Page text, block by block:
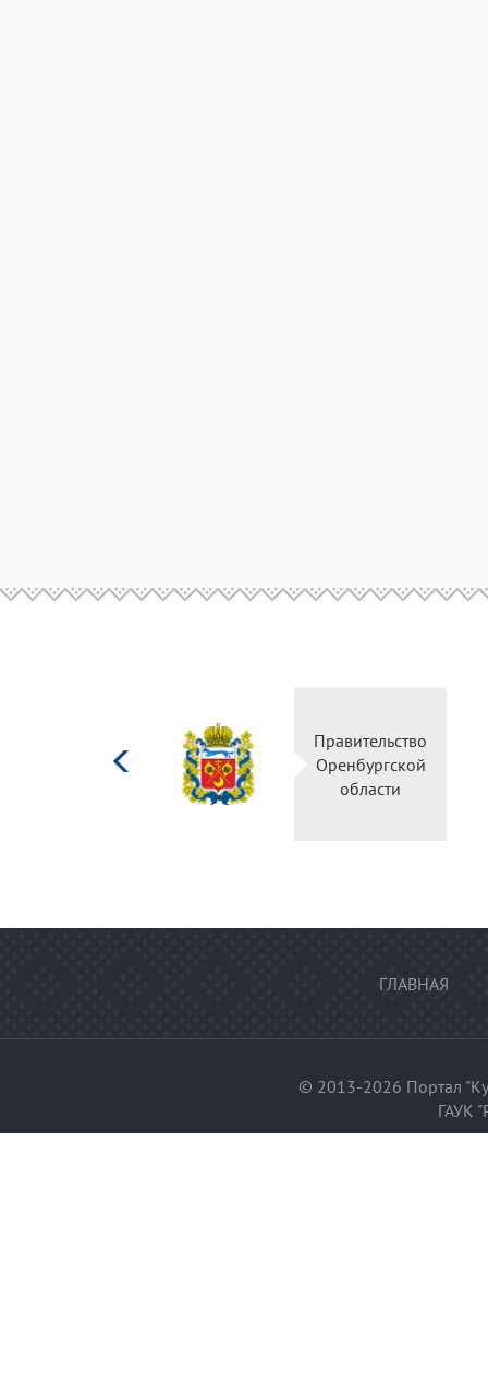
Министерство
культуры
Российской
федерации
ГЛАВНАЯ
© 2013-2026 Портал
ГАУК